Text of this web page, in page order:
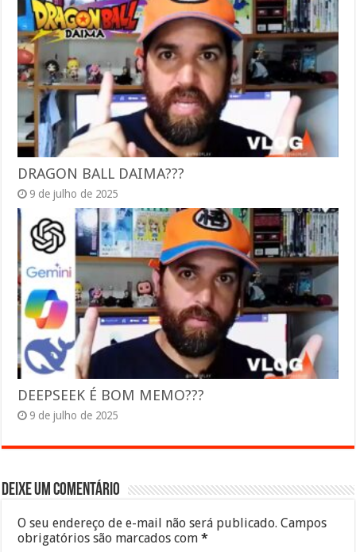
DRAGON BALL DAIMA???
9 de julho de 2025
DEEPSEEK É BOM MEMO???
9 de julho de 2025
Deixe um comentário
O seu endereço de e-mail não será publicado. Campos
obrigatórios são marcados com*